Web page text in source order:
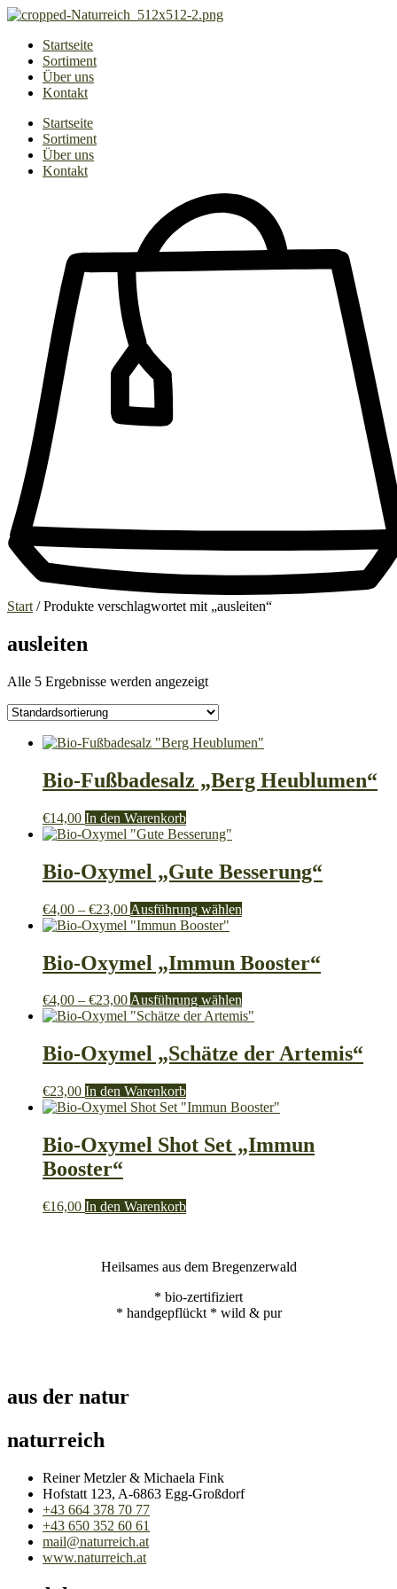
Zum
springenStartseite
Sortiment
Über uns
Kontakt
Startseite
Sortiment
Über uns
Kontakt
Start / Produkte verschlagwortet mit „ausleiten“
ausleiten
Alle 5 Ergebnisse werden angezeigt
Bio-Fußbadesalz „Berg Heublumen“
€14,00 In den Warenkorb
Bio-Oxymel „Gute Besserung“
€4,00 – €23,00Preisspanne:
€4,00
€23,00
Ausführung wählen
mehrere
Varianten
Die
Optionen
auf
der
gewählt
werden
Bio-Oxymel „Immun Booster“
€4,00 – €23,00Preisspanne:
€4,00
€23,00
Ausführung wählen
Produkt
mehrere
Varianten
Optionen
auf
der
Bio-Oxymel „Schätze der Artemis“
€23,00 In den Warenkorb
Bio-Oxymel Shot Set „Immun
Booster“
€16,00 In den Warenkorb
Heilsames aus dem Bregenzerwald
* bio-zertifiziert
* handgepflückt * wild & pur
aus der natur
naturreich
Reiner Metzler & Michaela Fink
Hofstatt 123, A-6863 Egg-Großdorf
+43 664 378 70 77
+43 650 352 60 61
mail@naturreich.at
www.naturreich.at